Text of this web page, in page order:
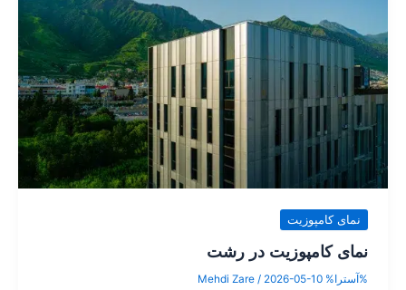
نمای کامپوزیت
نمای کامپوزیت در رشت
%آسترا% Mehdi Zare / 2026-05-10